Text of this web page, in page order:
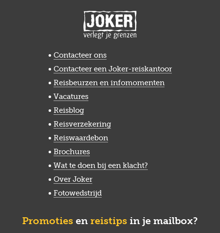
Contacteer ons
Contacteer een Joker-reiskantoor
Reisbeurzen en infomomenten
Vacatures
Reisblog
Reisverzekering
Reiswaardebon
Brochures
Wat te doen bij een klacht?
Over Joker
Fotowedstrijd
Promoties en reistips in je mailbox?